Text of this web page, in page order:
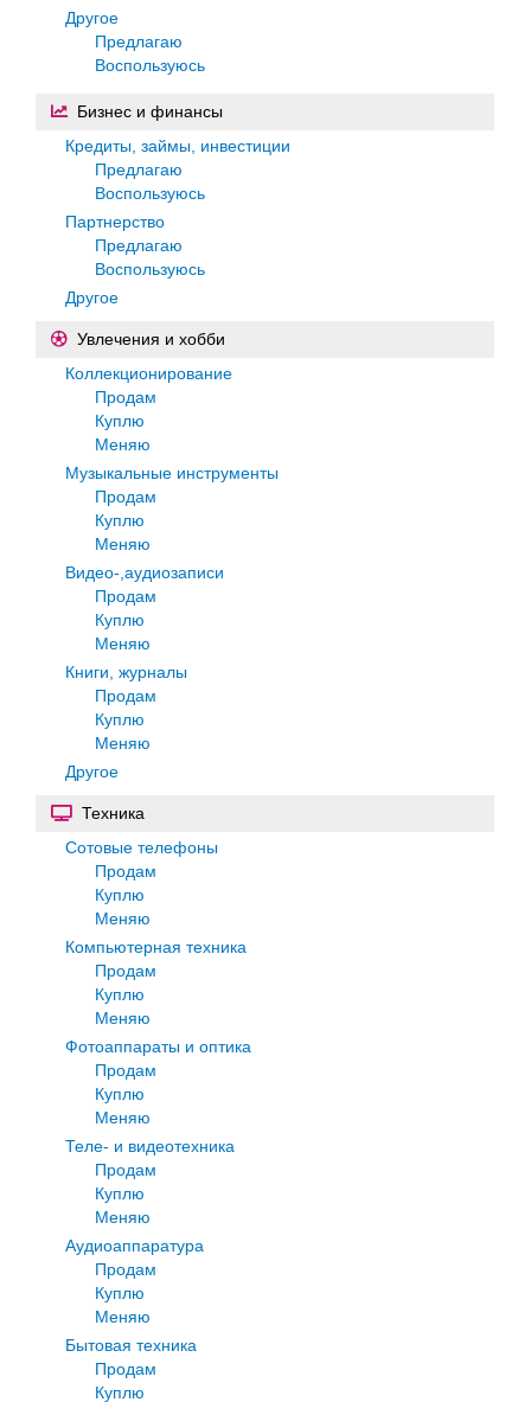
Другое
Предлагаю
Воспользуюсь
Бизнес и финансы
Кредиты, займы, инвестиции
Предлагаю
Воспользуюсь
Партнерство
Предлагаю
Воспользуюсь
Другое
Увлечения и хобби
Коллекционирование
Продам
Куплю
Меняю
Музыкальные инструменты
Продам
Куплю
Меняю
Видео-,аудиозаписи
Продам
Куплю
Меняю
Книги, журналы
Продам
Куплю
Меняю
Другое
Техника
Сотовые телефоны
Продам
Куплю
Меняю
Компьютерная техника
Продам
Куплю
Меняю
Фотоаппараты и оптика
Продам
Куплю
Меняю
Теле- и видеотехника
Продам
Куплю
Меняю
Аудиоаппаратура
Продам
Куплю
Меняю
Бытовая техника
Продам
Куплю